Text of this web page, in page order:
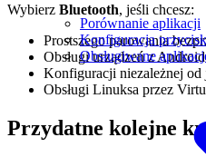
Porównanie aplikacji
Konfiguracja
Obsługiwane
Wybierz Bluetooth, jeśli chcesz:
Prostszego parowania
Obsługi urządzeń z
Konfiguracji niezależnej
Obsługi Linuksa przez
Przydatne kolejne